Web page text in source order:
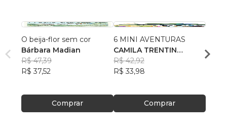
O beija-flor sem cor
Bárbara Madian
R$ 47,39
R$ 37,52
Comprar
6 MINI AVENTURAS
CAMILA TRENTIN
ZANDONÁ
R$ 42,92
R$ 33,98
Comprar
LUIS